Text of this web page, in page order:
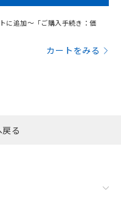
に追加～「ご購入手続き：価
カートをみる
る